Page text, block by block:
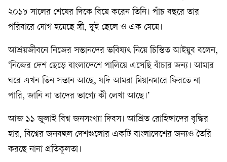
২০১৮ সালের শেষের দিকে বিয়ে করেন তিনি। পাঁচ বছরে তার
পরিবারে যোগ হয়েছে স্ত্রী, দুই ছেলে ও এক মেয়ে।
আশ্র‍য়জীবনে নিজের সন্তানদের ভবিষ্যৎ নিয়ে চিন্তিত আইয়ুব বলেন,
‘নিজের দেশ ছেড়ে বাংলাদেশে পালিয়ে এসেছি বাঁচার জন্য। আমার
ঘরে এখন তিন সন্তান আছে, যদি আমরা মিয়ানমারে ফিরতে না
পারি, জানি না তাদের ভাগ্যে কী লেখা আছে।’
আজ ১১ জুলাই বিশ্ব জনসংখ্যা দিবস। আশ্রিত রোহিঙ্গাদের বৃদ্ধির
হার, বিশ্বের জনবহুল দেশগুলোর একটি বাংলাদেশের জন্যও তৈরি
করছে নানা প্রতিকূলতা।